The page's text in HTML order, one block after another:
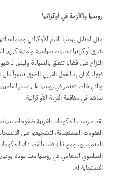
روسيا والأزمة في أوكرانيا
مثل احتلال روسيا للقرم الأوكراني
شرق أوكرانيا تحديات سياسية وأمنية كبرى
النزاع على قضايا تتعلق بالسيادة وليس لـ
فيها، إلا أن رد الفعل الغربي الضيق نسبياً على
والتي ظلت تختمر في روسيا على مدار
ساهم في مفاقمة الأزمة الأوكرانية.
لقد مارست الحكومات الغربية ضغوطات
العقوبات المستهدفة، لتشجيعها على
المتمردين. ومع ذلك فقد بالغت تلك
السلطوي المتنامي في روسيا منذ عودة
الاستجابة له.